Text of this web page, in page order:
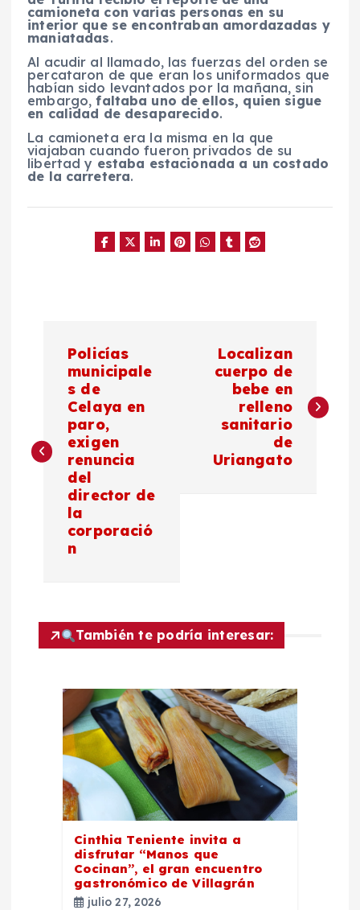
camioneta con varias personas en su
interior que se encontraban amordazadas y
maniatadas.
Al acudir al llamado, las fuerzas del orden se
percataron de que eran los uniformados que
habían sido levantados por la mañana, sin
embargo,faltaba uno de ellos, quien sigue
en calidad de desaparecido.
La camioneta era la misma en la que
viajaban cuando fueron privados de su
libertad y estaba estacionada a un costado
de la carretera.
e
ó
Policías
municipale
s de
Celaya en
paro,
exigen
renuncia
del
director de
la
corporació
n
Localizan
cuerpo de
bebe en
relleno
sanitario
de
Uriangato
También te podría interesar:
Cinthia Teniente invita a
disfrutar “Manos que
Cocinan”, el gran encuentro
gastronómico de Villagrán
julio 27, 2026